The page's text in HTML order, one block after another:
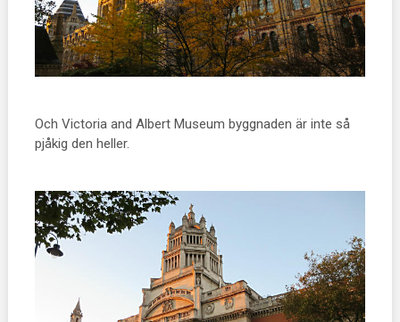
Och Victoria and Albert Museum byggnaden är inte så
pjåkig den heller.